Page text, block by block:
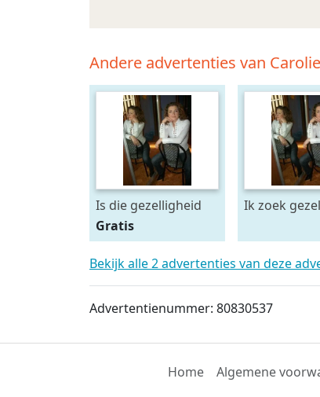
Andere advertenties van
Is die gezelligheid
bij jou te vinden?
Gratis
Ik zoek
Bekijk alle 2 advertenties van deze
Advertentienummer: 80830537
Home Algemene